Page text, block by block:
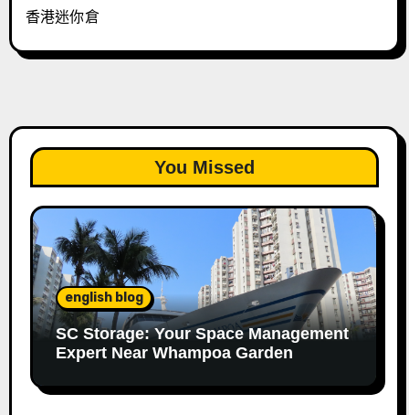
香港迷你倉
You Missed
english blog
SC Storage: Your Space Management
Expert Near Whampoa Garden